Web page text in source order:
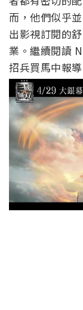
而，他們似乎
出影視訂閱的
業。繼續閱讀
招兵買馬中報導